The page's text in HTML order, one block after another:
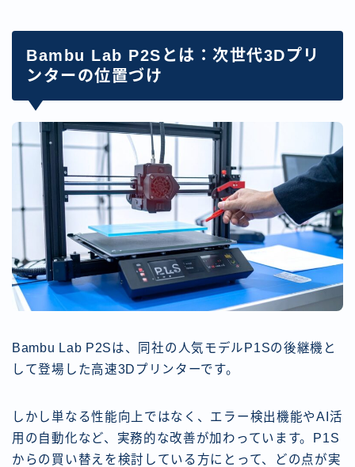
Bambu Lab P2Sとは：次世代3Dプリ
ンターの位置づけ
Bambu Lab P2Sは、同社の人気モデルP1Sの後継機と
して登場した高速3Dプリンターです。
しかし単なる性能向上ではなく、エラー検出機能やAI活
用の自動化など、実務的な改善が加わっています。P1S
からの買い替えを検討している方にとって、どの点が実